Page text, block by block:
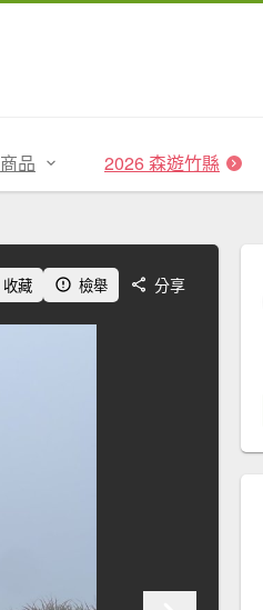
商品 2026 森遊竹縣
收藏 檢舉 分享